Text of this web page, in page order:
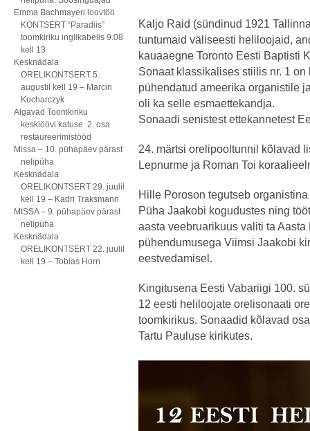
Emma Bachmayeri loovtöö
KONTSERT “Paradiis”
toomkiriku inglikabelis 9.08
kell 13
Kesknädala
ORELIKONTSERT 5.
augustil kell 19 – Marcin
Kucharczyk
Algavad Toomkiriku
kesklöövi katuse 2. osa
restaureerimistööd
Missa – 10. pühapäev pärast
nelipüha
Kesknädala
ORELIKONTSERT 29. juulil
kell 19 – Kadri Traksmann
MISSA – 9. pühapäev pärast
nelipüha
Kesknädala
ORELIKONTSERT 22. juulil
kell 19 – Tobias Horn
Kaljo Raid (sündinud 1921
tuntumaid väliseesti heliloojaid,
kauaaegne Toronto Eesti Baptisti
Sonaat klassikalises stiilis nr. 1
pühendatud ameerika organistile
oli ka selle esmaettekandja.
Sonaadi senistest ettekannetest
24. märtsi orelipooltunnil kõlavad
Lepnurme ja Roman Toi
Hille Poroson tegutseb
Püha Jaakobi kogudustes ning
aasta veebruarikuus valiti ta
pühendumusega Viimsi Jaakobi
eestvedamisel.
Kingitusena Eesti Vabariigi 100.
12 eesti heliloojate orelisonaati
toomkirikus. Sonaadid kõlavad
Tartu Pauluse kirikutes.